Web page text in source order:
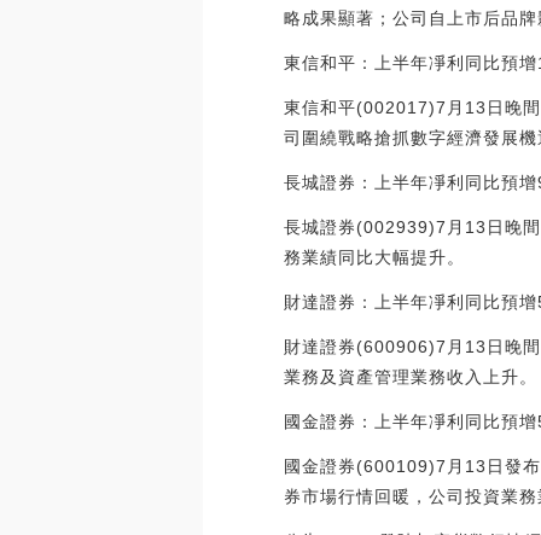
略成果顯著；公司自上市后品
東信和平：上半年凈利同比預
東信和平(002017)7月13日晚
司圍繞戰略搶抓數字經濟發展
長城證券：上半年凈利同比預
長城證券(002939)7月13日晚
務業績同比大幅提升。
財達證券：上半年凈利同比預
財達證券(600906)7月13日晚
業務及資產管理業務收入上升。
國金證券：上半年凈利同比預
國金證券(600109)7月13日發
券市場行情回暖，公司投資業